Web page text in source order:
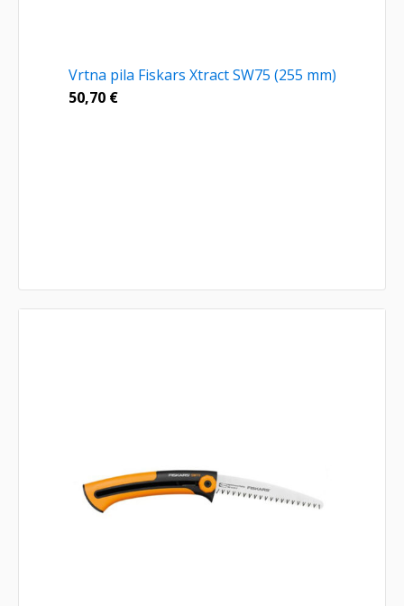
Vrtna pila Fiskars Xtract SW75 (255 mm)
50,70 €